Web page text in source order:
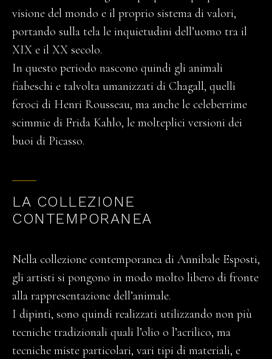
visione del mondo e il proprio sistema di valori,
portando sulla tela le inquietudini dell’uomo tra il
XIX e il XX secolo.
In questo periodo nascono quindi gli animali
fiabeschi e talvolta umanizzati di Chagall, quelli
feroci di Henri Rousseau, ma anche le celeberrime
scimmie di Frida Kahlo, le molteplici versioni dei
buoi di Picasso.
LA COLLEZIONE
CONTEMPORANEA
Nella collezione contemporanea di Annibale Esposti,
gli artisti si pongono in modo molto libero di fronte
alla rappresentazione dell’animale.
I dipinti, sono quindi realizzati utilizzando non più
tecniche tradizionali quali l’olio o l’acrilico, ma
tecniche miste particolari, vari tipi di materiali, e